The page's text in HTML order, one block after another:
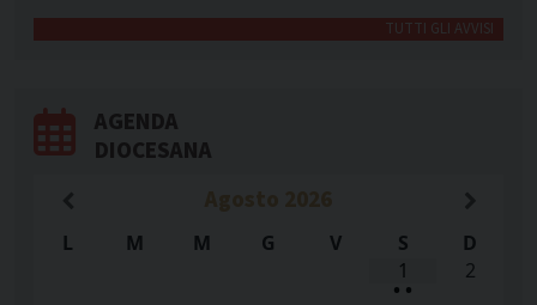
TUTTI GLI AVVISI
AGENDA
DIOCESANA
L M M G V S
D
1
• •
2